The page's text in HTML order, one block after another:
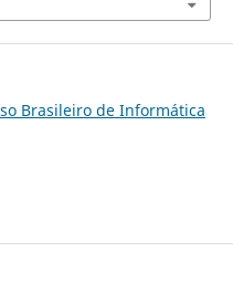
Brasileiro de Informática